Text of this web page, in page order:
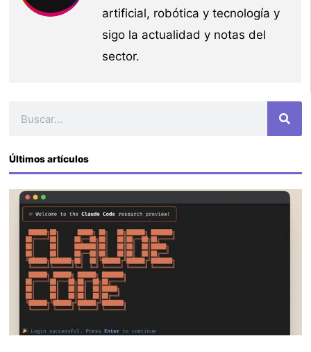
artificial, robótica y tecnología y
sigo la actualidad y notas del
sector.
Últimos artículos